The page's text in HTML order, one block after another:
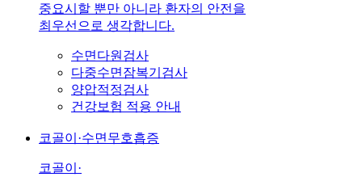
중요시할 뿐만 아니라 환자의 안전을
최우선으로 생각합니다.
수면다원검사
다중수면잠복기검사
양압적정검사
건강보험 적용 안내
코골이·수면무호흡증
코골이·